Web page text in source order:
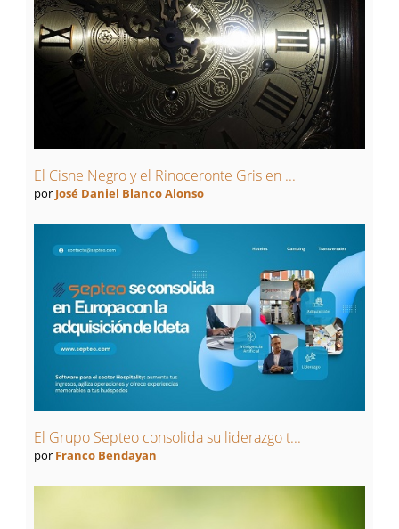
El Cisne Negro y el Rinoceronte Gris en ...
por José Daniel Blanco Alonso
El Grupo Septeo consolida su liderazgo t...
por Franco Bendayan